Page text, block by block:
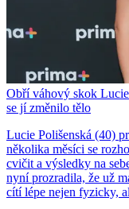
Obří váhový skok
se jí změnilo tělo
Lucie Polišenská (40)
několika měsíci se
cvičit a výsledky na
nyní prozradila, že už
cítí lépe nejen fyzicky,